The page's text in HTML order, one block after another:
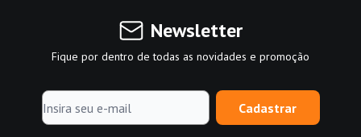
Newsletter
Fique por dentro de todas as novidades e promoção
Cadastrar